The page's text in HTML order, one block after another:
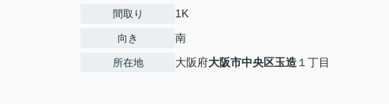
間取り 1K
向き 南
所在地 大阪府大阪市中央区玉造 １丁目